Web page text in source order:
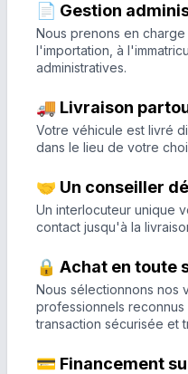
📄 Gestion
Nous prenons en
l'importation, à
administratives.
🚚 Livraison
Votre véhicule est livré
dans le lieu de votre
🤝 Un conseiller
Un interlocuteur unique
contact jusqu'à la
🔒 Achat en toute
Nous sélectionnons nos
professionnels
transaction sécurisée et
💳 Financement